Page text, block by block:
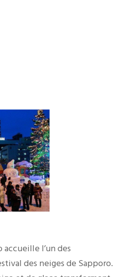
l’un des
des neiges de Sapporo.